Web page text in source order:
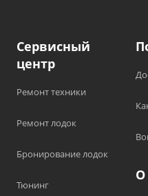
Сервисный
центр
Ремонт техники
Ремонт лодок
Бронирование лодок
Тюнинг
О